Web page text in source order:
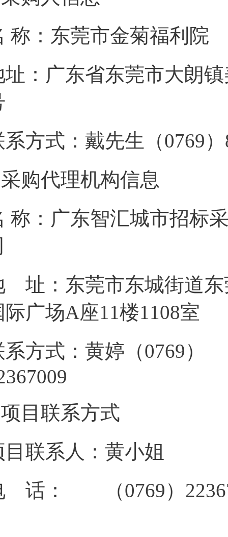
称：东莞市金
址：广东省东莞市大朗
系方式：戴先生
购代理机构信息
称：广东智汇城市招标
址：东莞市东城街道东
际广场A
方式：黄婷（0769）
目联系方式
目联系人：黄小姐
话： （0769）